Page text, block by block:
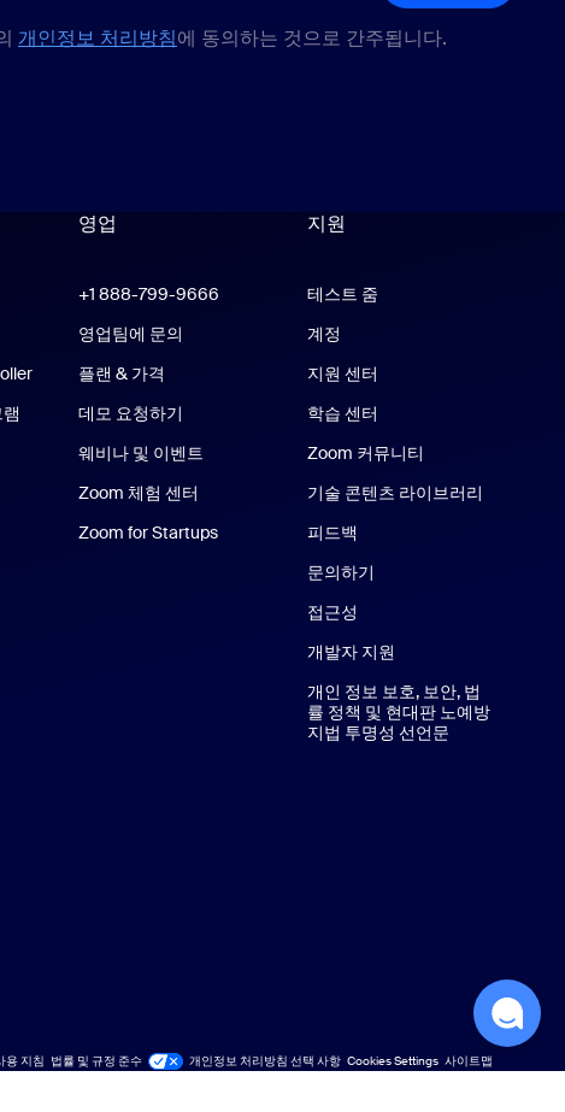
개인정보 처리방침에 동의하는 것으로 간주됩니다.
Zoom Workplace 앱
Rooms 앱
및 iPad 앱
영업
+1 888-799-9666 클릭하여 통화
영업팀에 문의
플랜 & 가격
데모 요청하기
웨비나 및 이벤트
Zoom 체험 센터 Zoom 체험 센터
Zoom for StartupsZoom for Startups
지원
지원
테스트 줌
계정
지원 센터
학습 센터
Zoom 커뮤니티
기술 콘텐츠 라이브러리
피드백
문의하기
접근성
개발자 지원
개인 정보 보호, 보안, 법
률 정책 및 현대판 노예방
지법 투명성 선언문
용 지침 법률 및 규정 준수 개인정보 처리방침 선택 사항 Cookies Settings 사이트맵
사이트맵